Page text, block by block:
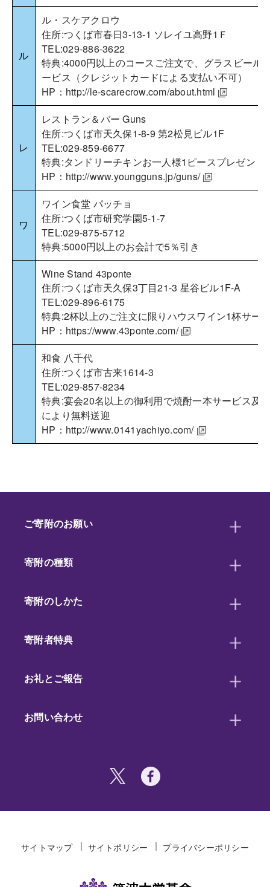
ル
ル・スケアクロウ
住所:つくば市春日3-13-1 ソレイユ高野1Ｆ
TEL:029-886-3622
特典:4000円以上のコースご注文で、グラスビール
ービス（クレジットカードによる支払い不可）
HP： http://le-scarecrow.com/about.html
レ
レストラン＆バー Guns
住所:つくば市天久保1-8-9 第2松見ビル1F
TEL:029-859-6677
特典:タンドリーチキンお一人様1ピースプレゼント
HP： http://www.youngguns.jp/guns/
ワ
ワイン食堂 パッチョ
住所:つくば市研究学園5-1-7
TEL:029-875-5712
特典:5000円以上のお会計で5％引き
Wine Stand 43ponte
住所:つくば市天久保3丁目21-3 星谷ビル1F-A
TEL:029-896-6175
特典:2杯以上のご注文に限りハウスワイン1杯サー
HP： https://www.43ponte.com/
和食 八千代
住所:つくば市古来1614-3
TEL:029-857-8234
特典:宴会20名以上の御利用で焼酎一本サービス及
により無料送迎
HP： http://www.0141yachiyo.com/
ご寄附のお願い
寄附の種類
寄附のしかた
寄附者特典
お礼とご報告
お問い合わせ
サイトマップ サイトポリシー プライバシーポリシー